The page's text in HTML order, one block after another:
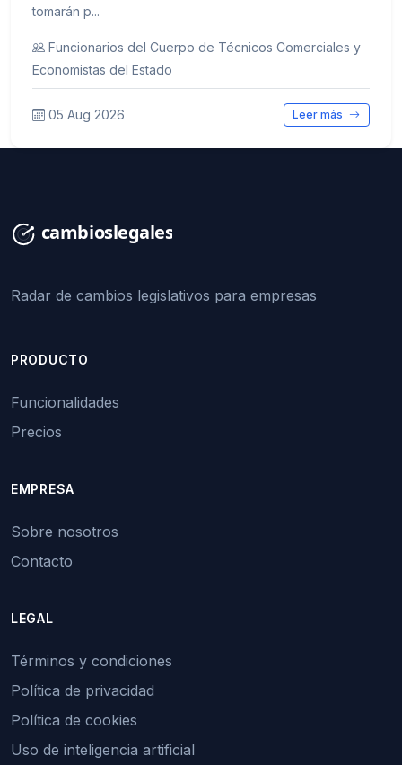
tomarán p...
Funcionarios del Cuerpo de Técnicos Comerciales y
Economistas del Estado
05 Aug 2026 Leer más
Radar de cambios legislativos para empresas
PRODUCTO
Funcionalidades
Precios
EMPRESA
Sobre nosotros
Contacto
LEGAL
Términos y condiciones
Política de privacidad
Política de cookies
Uso de inteligencia artificial